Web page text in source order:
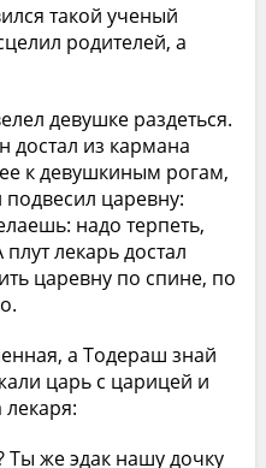
такой ученый
родителей, а
девушке раздеться.
достал из кармана
к девушкиным рогам,
царевну:
надо терпеть,
лекарь достал
царевну по спине, по
а Тодераш знай
царь с царицей и
же эдак нашу дочку